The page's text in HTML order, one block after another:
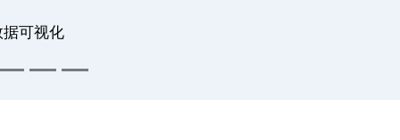
据可视化